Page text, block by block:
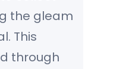
the gleam
This
through